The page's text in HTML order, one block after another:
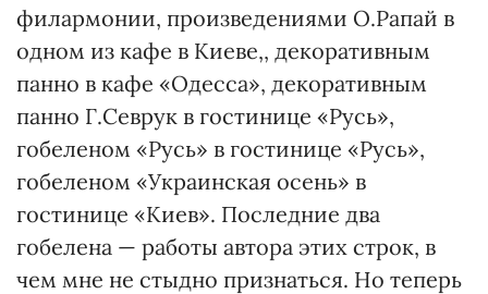
филармонии, произведениями О.Рапай в
одном из кафе в Киеве,, декоративным
панно в кафе «Одесса», декоративным
панно Г.Севрук в гостинице «Русь»,
гобеленом «Русь» в гостинице «Русь»,
гобеленом «Украинская осень» в
гостинице «Киев». Последние два
гобелена — работы автора этих строк, в
чем мне не стыдно признаться. Но теперь